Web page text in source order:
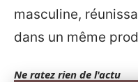
masculine,
dans un même
Ne ratez rien de l'actu